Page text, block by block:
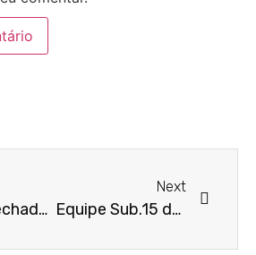
Janelas fechadas significam escuridão mesmo em dia de Sol
Next
Equipe Sub.15 de Vôlei de Barueri é Campeã Paulista